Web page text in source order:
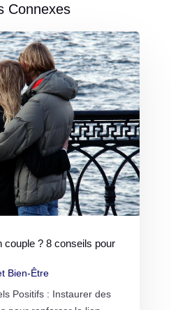
Connexes
? 8 conseils pour
Bien-Être
Positifs : Instaurer des